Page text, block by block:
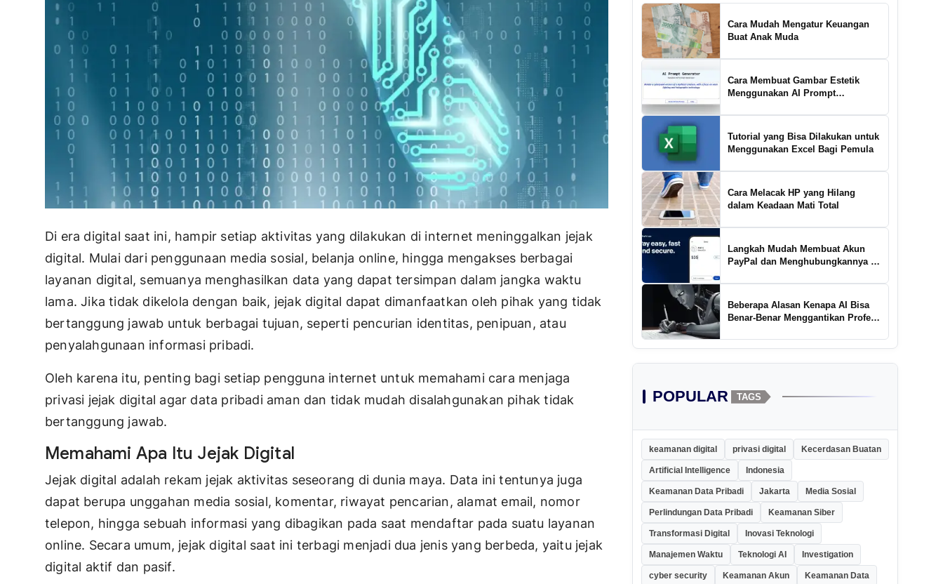
Di era digital saat ini, hampir setiap aktivitas yang dilakukan di internet meninggalkan jejak
digital. Mulai dari penggunaan media sosial, belanja online, hingga mengakses berbagai
layanan digital, semuanya menghasilkan data yang dapat tersimpan dalam jangka waktu
lama. Jika tidak dikelola dengan baik, jejak digital dapat dimanfaatkan oleh pihak yang tidak
bertanggung jawab untuk berbagai tujuan, seperti pencurian identitas, penipuan, atau
penyalahgunaan informasi pribadi.
Oleh karena itu, penting bagi setiap pengguna internet untuk memahami cara menjaga
privasi jejak digital agar data pribadi aman dan tidak mudah disalahgunakan pihak tidak
bertanggung jawab.
Memahami Apa Itu Jejak Digital
Jejak digital adalah rekam jejak aktivitas seseorang di dunia maya. Data ini tentunya juga
dapat berupa unggahan media sosial, komentar, riwayat pencarian, alamat email, nomor
telepon, hingga sebuah informasi yang dibagikan pada saat mendaftar pada suatu layanan
online. Secara umum, jejak digital saat ini terbagi menjadi dua jenis yang berbeda, yaitu jejak
digital aktif dan pasif.
Cara Mudah Mengatur Keuangan
Buat Anak Muda
Cara Membuat Gambar Estetik
Menggunakan AI Prompt
Tutorial yang Bisa Dilakukan untuk
Menggunakan Excel Bagi Pemula
Cara Melacak HP yang Hilang
dalam Keadaan Mati Total
Langkah Mudah Membuat Akun
PayPal dan Menghubungkannya ke
Beberapa Alasan Kenapa AI Bisa
Benar-Benar Menggantikan Profesi
POPULAR TAGS
keamanan digital privasi digital Kecerdasan Buatan
Artificial Intelligence Indonesia
Keamanan Data Pribadi Jakarta Media Sosial
Perlindungan Data Pribadi Keamanan Siber
Transformasi Digital Inovasi Teknologi
Manajemen Waktu Teknologi AI Investigation
cyber security Keamanan Akun Keamanan Data